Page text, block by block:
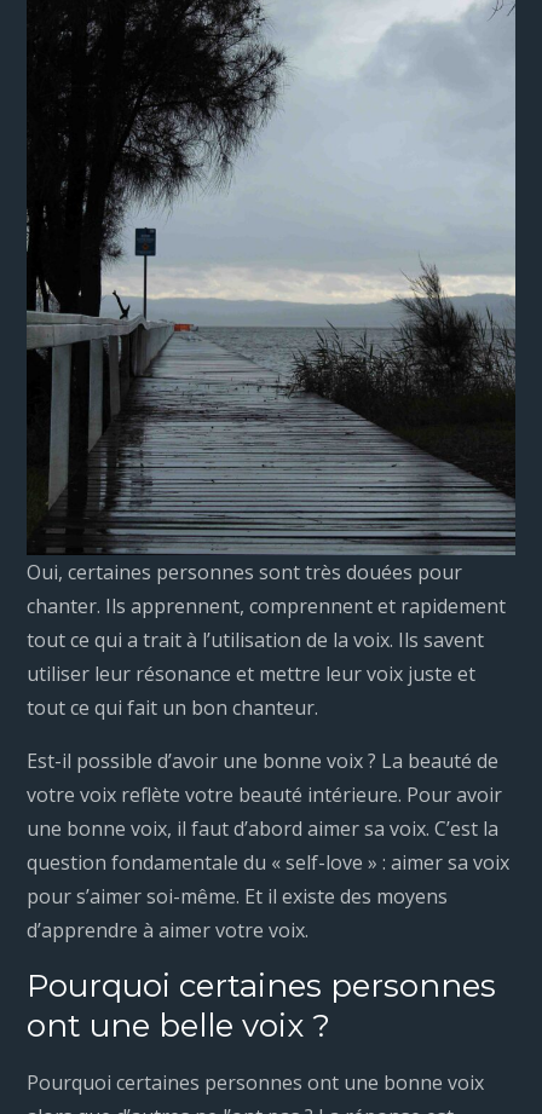
Oui, certaines personnes sont très douées pour
chanter. Ils apprennent, comprennent et rapidement
tout ce qui a trait à l’utilisation de la voix. Ils savent
utiliser leur résonance et mettre leur voix juste et
tout ce qui fait un bon chanteur.
Est-il possible d’avoir une bonne voix ? La beauté de
votre voix reflète votre beauté intérieure. Pour avoir
une bonne voix, il faut d’abord aimer sa voix. C’est la
question fondamentale du « self-love » : aimer sa voix
pour s’aimer soi-même. Et il existe des moyens
d’apprendre à aimer votre voix.
Pourquoi certaines personnes
ont une belle voix ?
Pourquoi certaines personnes ont une bonne voix